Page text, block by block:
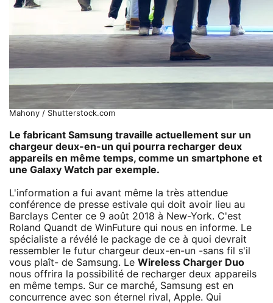
Mahony / Shutterstock.com
Le fabricant Samsung travaille actuellement sur un
chargeur deux-en-un qui pourra recharger deux
appareils en même temps, comme un smartphone et
une Galaxy Watch par exemple.
L'information a fui avant même la très attendue
conférence de presse estivale qui doit avoir lieu au
Barclays Center ce 9 août 2018 à New-York. C'est
Roland Quandt de WinFuture qui nous en informe. Le
spécialiste a révélé le package de ce à quoi devrait
ressembler le futur chargeur deux-en-un -sans fil s'il
vous plaît- de Samsung. Le Wireless Charger Duo
nous offrira la possibilité de recharger deux appareils
en même temps. Sur ce marché, Samsung est en
concurrence avec son éternel rival, Apple. Qui